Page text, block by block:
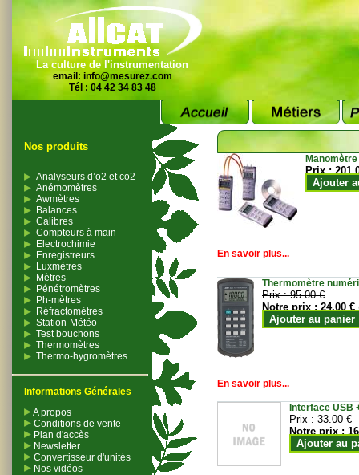
La culture de l'instrumentation
email: info@mesurez.com
Tél : 04 42 34 83 48
Nos produits
Analyseurs d’o2 et co2
Anémomètres
Awmètres
Balances
Calibres
Compteurs à main
Electrochimie
Enregistreurs
Luxmètres
Mètres
Pénétromètres
Ph-mètres
Réfractomètres
Station-Météo
Test bouchons
Thermomètres
Thermo-hygromètres
Informations Générales
A propos
Conditions de vente
Plan d'accès
Newsletter
Convertisseur d'unités
Nos vidéos
Prix :
Ajouter
En savoir plus...
Thermomètre
Prix :95.00 €
Notre prix :24.00 €
Ajouter au panier
En savoir plus...
Interface USB
Prix :33.00 €
Notre prix :
Ajouter au